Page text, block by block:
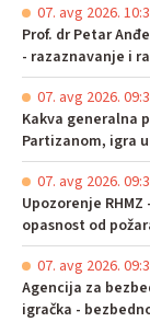
07. avg 2026.
Prof. dr Petar
- razaznavanje i
07. avg 2026.
Kakva generalna
Partizanom, igra
07. avg 2026.
Upozorenje
opasnost od
07. avg 2026.
Agencija za
igračka -